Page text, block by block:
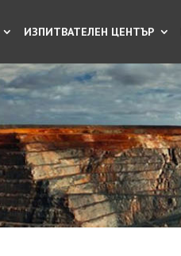
ИЗПИТВАТЕЛЕН ЦЕНТЪР